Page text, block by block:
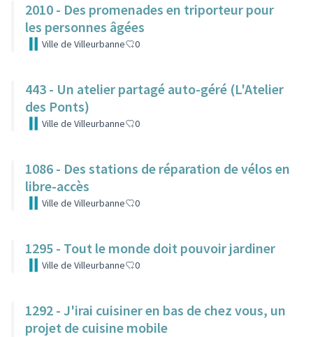
2010 - Des promenades en triporteur pour
les personnes âgées
Ville de Villeurbanne 0
443 - Un atelier partagé auto-géré (L'Atelier
des Ponts)
Ville de Villeurbanne 0
1086 - Des stations de réparation de vélos en
libre-accès
Ville de Villeurbanne 0
1295 - Tout le monde doit pouvoir jardiner
Ville de Villeurbanne 0
1292 - J'irai cuisiner en bas de chez vous, un
projet de cuisine mobile